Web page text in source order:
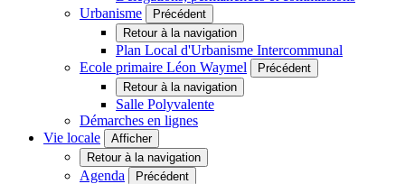
Urbanisme
Précédent
Retour à la navigation
Plan Local d'Urbanisme Intercommunal
Ecole primaire Léon Waymel
Précédent
Retour à la navigation
Salle Polyvalente
Démarches en lignes
Vie locale
Afficher
Retour à la navigation
Agenda
Précédent